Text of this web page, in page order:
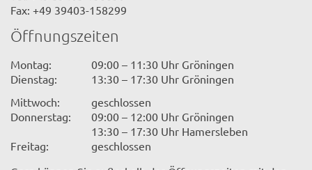
Fax: +49 39403-158299
Öffnungszeiten
Montag:
09:00 – 11:30 Uhr Gröningen
Dienstag:
13:30 – 17:30 Uhr Gröningen
Mittwoch:
geschlossen
Donnerstag:
09:00 – 12:00 Uhr Gröningen
13:30 – 17:30 Uhr Hamersleben
Freitag:
geschlossen